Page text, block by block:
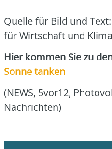
Quel­le für Bild und
für Wirt­schaft und
Hier kom­men Sie zu
Son­ne tan­ken
(NEWS, 5vor12,
Nach­rich­ten)